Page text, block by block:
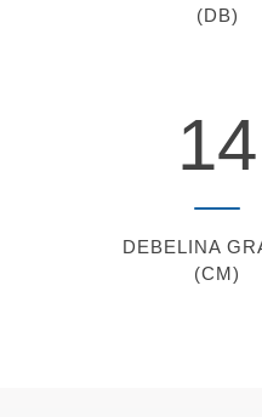
(DB)
14
DEBELINA
(CM)